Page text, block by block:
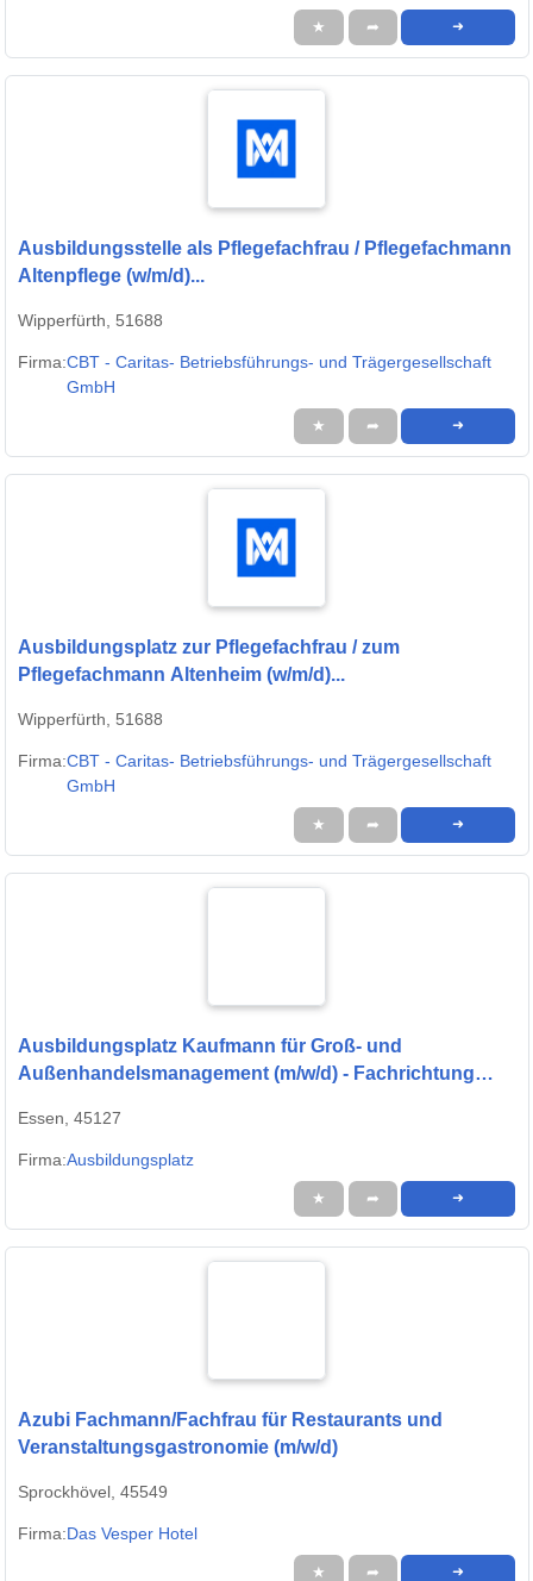
★ ➦ ➜
Ausbildungsstelle als Pflegefachfrau / Pflegefachmann
Altenpflege (w/m/d)...
Wipperfürth, 51688
Firma:CBT - Caritas- Betriebsführungs- und Trägergesellschaft
GmbH
★ ➦ ➜
Ausbildungsplatz zur Pflegefachfrau / zum
Pflegefachmann Altenheim (w/m/d)...
Wipperfürth, 51688
Firma:CBT - Caritas- Betriebsführungs- und Trägergesellschaft
GmbH
★ ➦ ➜
Ausbildungsplatz Kaufmann für Groß- und
Außenhandelsmanagement (m/w/d) - Fachrichtung
Essen, 45127
Firma:Ausbildungs­platz
★ ➦ ➜
Azubi Fachmann/Fachfrau für Restaurants und
Veranstaltungsgastronomie (m/w/d)
Sprockhövel, 45549
Firma:Das Vesper Hotel
★ ➦ ➜